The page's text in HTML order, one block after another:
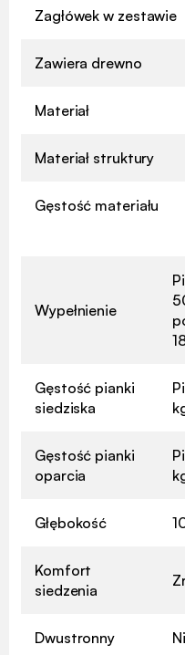
Zagłówek w zestawie
Zawiera drewno
Materiał
Materiał struktury
Gęstość materiału
Wypełnienie
Gęstość pianki
siedziska
Gęstość pianki
oparcia
Głębokość
Komfort
siedzenia
Dwustronny